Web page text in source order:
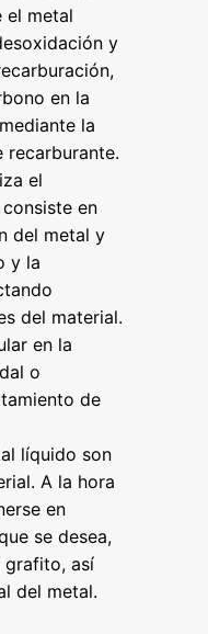
el metal
y
en la
la
el
en
del metal y
y la
del material.
en la
o
de
líquido son
A la hora
en
se desea,
grafito, así
del metal.